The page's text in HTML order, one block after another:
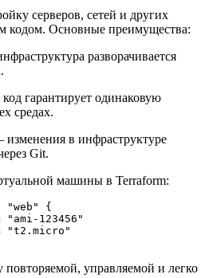
серверов, сетей и других
кодом. Основные преимущества:
разворачивается
гарантирует одинаковую
средах.
в инфраструктуре
Git.
машины в Terraform:
"web"
{
"ami-123456"
"t2.micro"
повторяемой, управляемой и легко